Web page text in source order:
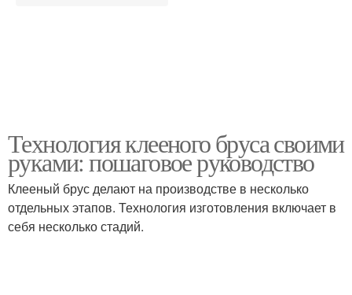
Технология клееного бруса своими
руками: пошаговое руководство
Клееный брус делают на производстве в несколько
отдельных этапов. Технология изготовления включает в
себя несколько стадий.